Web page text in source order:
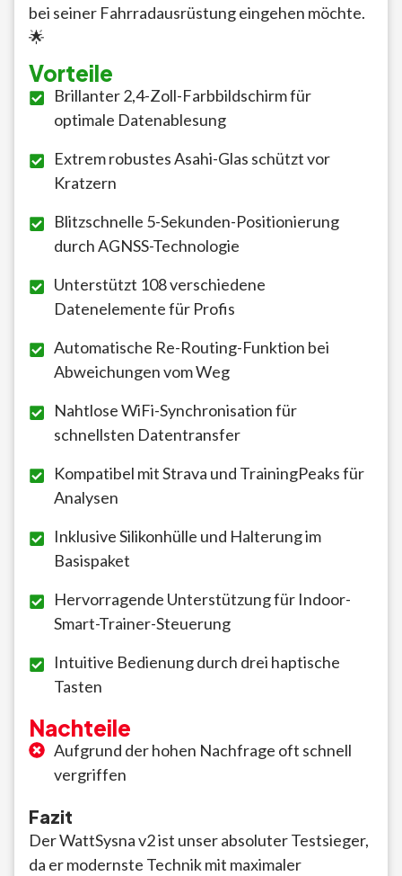
bei seiner Fahrradausrüstung eingehen möchte.
🌟
Vorteile
Brillanter 2,4-Zoll-Farbbildschirm für
optimale Datenablesung
Extrem robustes Asahi-Glas schützt vor
Kratzern
Blitzschnelle 5-Sekunden-Positionierung
durch AGNSS-Technologie
Unterstützt 108 verschiedene
Datenelemente für Profis
Automatische Re-Routing-Funktion bei
Abweichungen vom Weg
Nahtlose WiFi-Synchronisation für
schnellsten Datentransfer
Kompatibel mit Strava und TrainingPeaks für
Analysen
Inklusive Silikonhülle und Halterung im
Basispaket
Hervorragende Unterstützung für Indoor-
Smart-Trainer-Steuerung
Intuitive Bedienung durch drei haptische
Tasten
Nachteile
Aufgrund der hohen Nachfrage oft schnell
vergriffen
Fazit
Der WattSysna v2 ist unser absoluter Testsieger,
da er modernste Technik mit maximaler